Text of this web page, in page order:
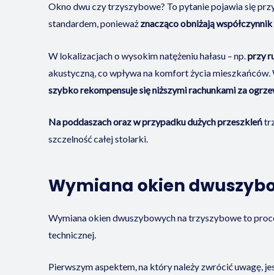
Okno dwu czy trzyszybowe? To pytanie pojawia się
standardem, ponieważ znacząco obniżają
W lokalizacjach o wysokim natężeniu hałasu – np. przy
akustyczną, co wpływa na komfort życia
szybko rekompensuje się niższymi rachunkami za
Na poddaszach oraz w przypadku dużych przeszkleń
szczelność całej stolarki.
Wymiana okien
Wymiana okien dwuszybowych na trzyszybowe to
technicznej.
Pierwszym aspektem, na który należy zwrócić uwagę,